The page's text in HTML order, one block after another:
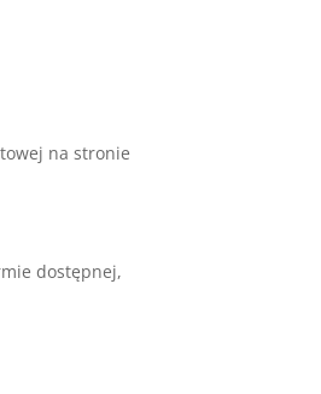
na stronie
dostępnej,